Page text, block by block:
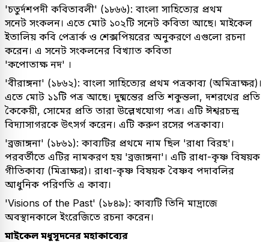
'চতুর্দশপদী কবিতাবলী' (১৮৬৬): বাংলা সাহিত্যের প্রথম
সনেট সংকলন। এতে মোট ১০২টি সনেট কবিতা আছে। মাইকেল
ইতালিয় কবি পেত্রার্ক ও শেক্সপিয়রের অনুকরণে এগুলো রচনা
করেন। এ সনেট সংকলনের বিখ্যাত কবিতা
'কপোতাক্ষ নদ' ।
'বীরাঙ্গনা' (১৮৬২): বাংলা সাহিত্যের প্রথম পত্রকাব্য (অমিত্রাক্ষর)।
এতে মোট ১১টি পত্র আছে। দুষ্মন্তের প্রতি শকুন্তলা, দশরথের প্রতি
কৈকেয়ী, সোমের প্রতি তারা উল্লেখযোগ্য পত্র। এটি ঈশ্বরচন্দ্র
বিদ্যাসাগরকে উৎসর্গ করেন। এটি করুণ রসের পত্রকাব্য।
'ব্রজাঙ্গনা' (১৮৬১): কাব্যটির প্রথমে নাম ছিল 'রাধা বিরহ'।
পরবর্তীতে এটির নামকরণ হয় 'ব্রজাঙ্গনা'। এটি রাধা-কৃষ্ণ বিষয়ক
গীতিকাব্য (মিত্রাক্ষর)। রাধা-কৃষ্ণ বিষয়ক বৈষ্ণব পদাবলির
আধুনিক পরিণতি এ কাব্য।
'Visions of the Past' (১৮৪৯): কাব্যটি তিনি মাদ্রাজে
অবস্থানকালে ইংরেজিতে রচনা করেন।
মাইকেল মধুসূদনের মহাকাব্যের